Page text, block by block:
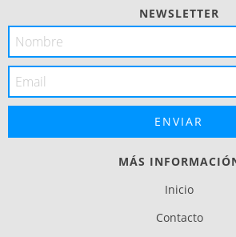
NEWSLETTER
MÁS
Inicio
Contacto